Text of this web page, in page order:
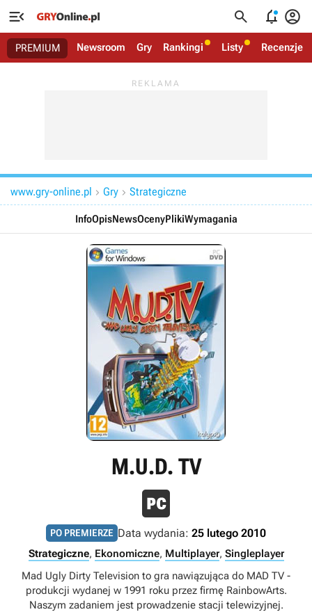
   
PREMIUM Newsroom Gry Rankingi Listy Recenzje
www.gry-online.pl  Gry  Strategiczne
InfoOpisNewsOcenyPlikiWymagania
M.U.D. TV
PO PREMIERZE Data wydania: 25 lutego 2010
Strategiczne, Ekonomiczne, Multiplayer, Singleplayer
Mad Ugly Dirty Television to gra nawiązująca do MAD TV -
produkcji wydanej w 1991 roku przez firmę RainbowArts.
Naszym zadaniem jest prowadzenie stacji telewizyjnej.